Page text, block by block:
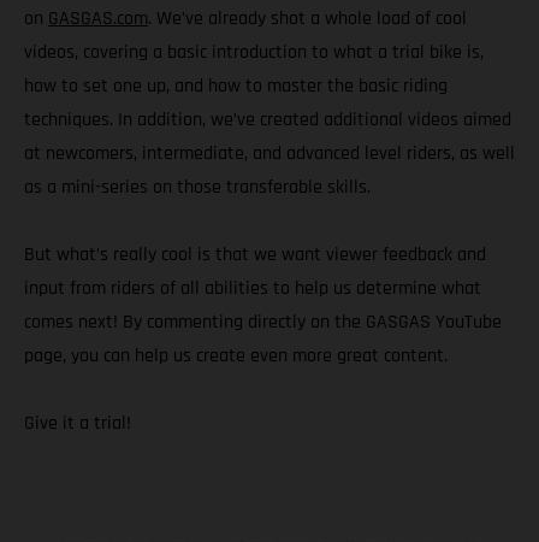
on GASGAS.com. We’ve already shot a whole load of cool
videos, covering a basic introduction to what a trial bike is,
how to set one up, and how to master the basic riding
techniques. In addition, we’ve created additional videos aimed
at newcomers, intermediate, and advanced level riders, as well
as a mini-series on those transferable skills.
But what’s really cool is that we want viewer feedback and
input from riders of all abilities to help us determine what
comes next! By commenting directly on the GASGAS YouTube
page, you can help us create even more great content.
Give it a trial!